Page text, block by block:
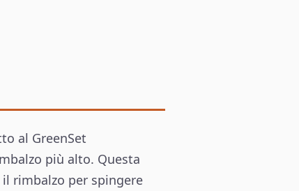
al GreenSet
più alto. Questa
rimbalzo per spingere